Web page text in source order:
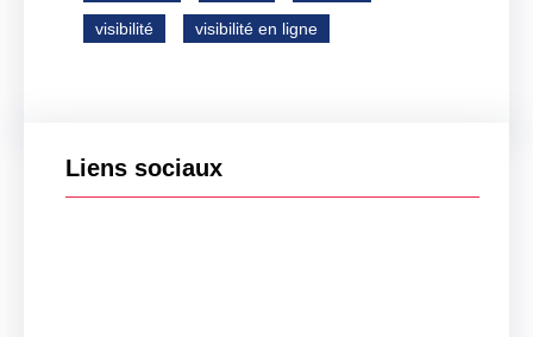
visibilité visibilité en ligne
Liens sociaux